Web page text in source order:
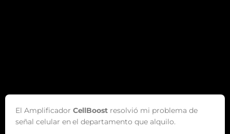
El Amplificador CellBoost resolvió mi problema de
señal celular en el departamento que alquilo.